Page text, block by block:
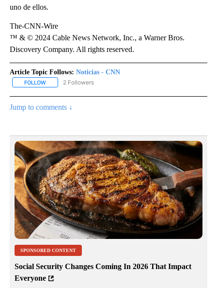
uno de ellos.
The-CNN-Wire
™ & © 2024 Cable News Network, Inc., a Warner Bros.
Discovery Company. All rights reserved.
Article Topic Follows: Noticias - CNN
FOLLOW FOLLOW "NOTICIAS - CNN" TO RECEIVE NOTIFICATIONS ABOUT
2 Followers
Jump to comments ↓
SPONSORED CONTENT
Social Security Changes Coming In 2026 That Impact
Everyone